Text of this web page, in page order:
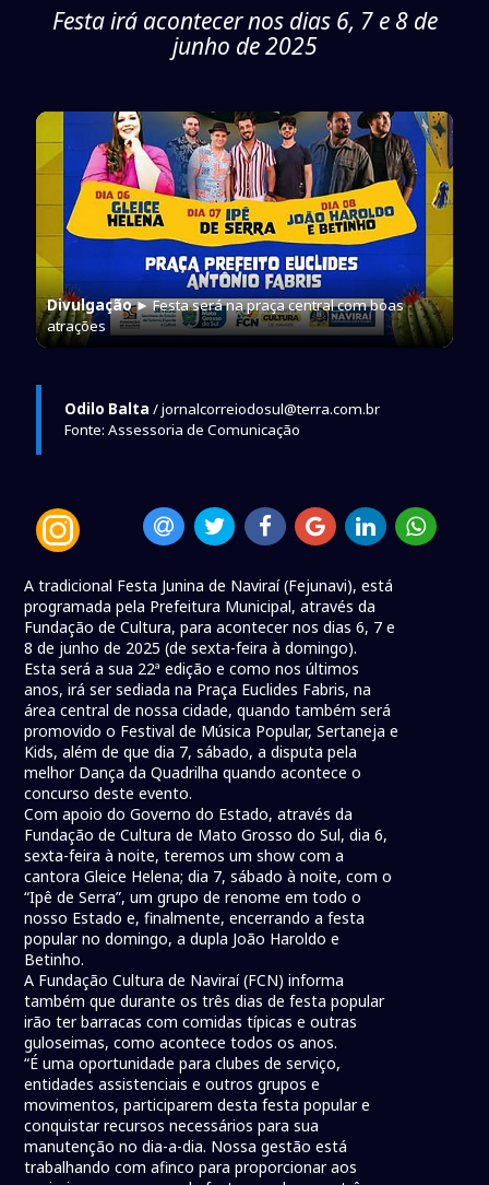
Festa irá acontecer nos dias 6, 7 e 8 de
junho de 2025
Divulgação► Festa será na praça central com boas
atrações
Odilo Balta / jornalcorreiodosul@terra.com.br
Fonte: Assessoria de Comunicação
A tradicional Festa Junina de Naviraí (Fejunavi), está
programada pela Prefeitura Municipal, através da
Fundação de Cultura, para acontecer nos dias 6, 7 e
8 de junho de 2025 (de sexta-feira à domingo).
Esta será a sua 22ª edição e como nos últimos
anos, irá ser sediada na Praça Euclides Fabris, na
área central de nossa cidade, quando também será
promovido o Festival de Música Popular, Sertaneja e
Kids, além de que dia 7, sábado, a disputa pela
melhor Dança da Quadrilha quando acontece o
concurso deste evento.
Com apoio do Governo do Estado, através da
Fundação de Cultura de Mato Grosso do Sul, dia 6,
sexta-feira à noite, teremos um show com a
cantora Gleice Helena; dia 7, sábado à noite, com o
“Ipê de Serra”, um grupo de renome em todo o
nosso Estado e, finalmente, encerrando a festa
popular no domingo, a dupla João Haroldo e
Betinho.
A Fundação Cultura de Naviraí (FCN) informa
também que durante os três dias de festa popular
irão ter barracas com comidas típicas e outras
guloseimas, como acontece todos os anos.
“É uma oportunidade para clubes de serviço,
entidades assistenciais e outros grupos e
movimentos, participarem desta festa popular e
conquistar recursos necessários para sua
manutenção no dia-a-dia. Nossa gestão está
trabalhando com afinco para proporcionar aos